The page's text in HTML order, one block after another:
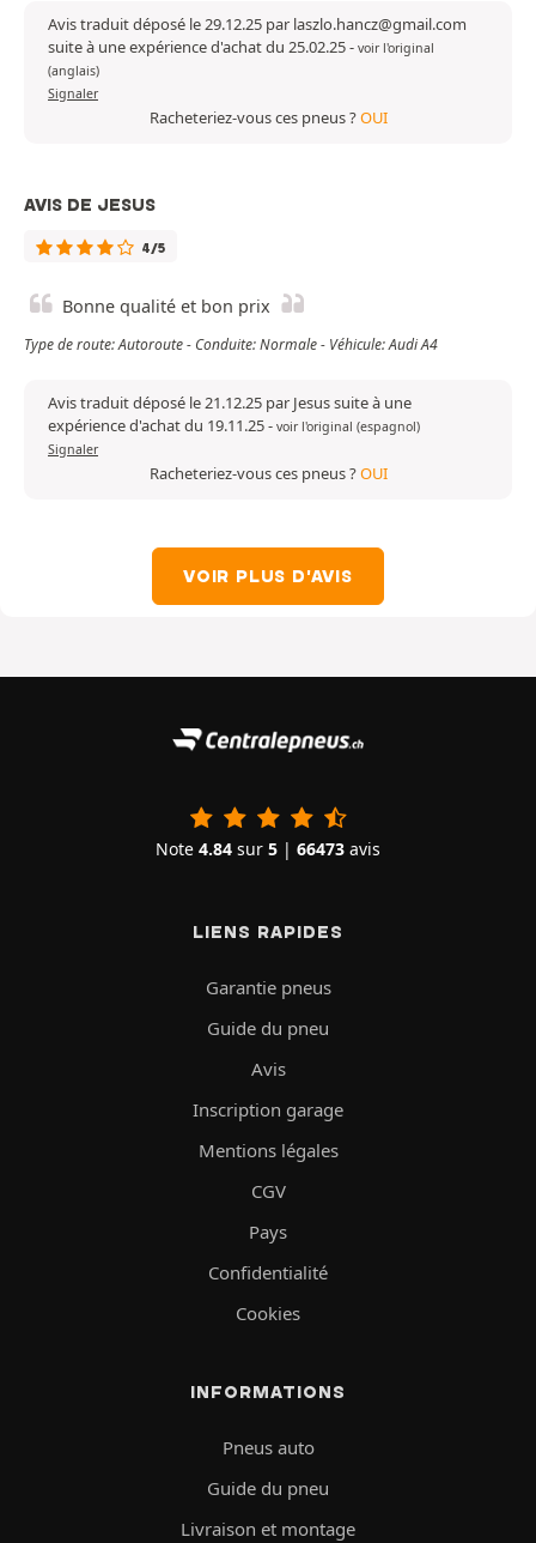
Avis traduit déposé le 29.12.25 par laszlo.hancz@gmail.com
suite à une expérience d'achat du 25.02.25- voir l'original
(anglais)
Signaler
Racheteriez-vous ces pneus ?OUI
AVIS DE JESUS
4/5
Bonne qualité et bon prix
Type de route: Autoroute - Conduite: Normale - Véhicule: Audi A4
Avis traduit déposé le 21.12.25 par Jesus suite à une
expérience d'achat du 19.11.25- voir l'original (espagnol)
Signaler
Racheteriez-vous ces pneus ?OUI
VOIR PLUS D'AVIS
Note 4.84 sur 5 | 66473 avis
LIENS RAPIDES
Garantie pneus
Guide du pneu
Avis
Inscription garage
Mentions légales
CGV
Pays
Confidentialité
Cookies
INFORMATIONS
Pneus auto
Guide du pneu
Livraison et montage